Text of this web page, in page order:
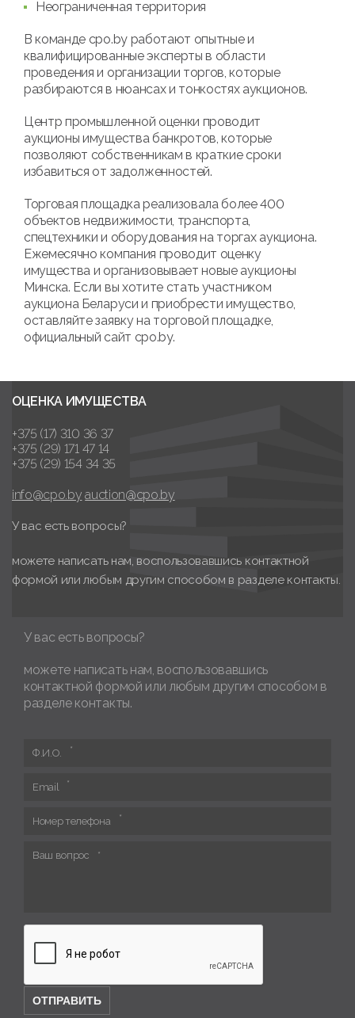
Неограниченная территория
В команде cpo.by работают опытные и
квалифицированные эксперты в области
проведения и организации торгов, которые
разбираются в нюансах и тонкостях аукционов.
Центр промышленной оценки проводит
аукционы имущества банкротов, которые
позволяют собственникам в краткие сроки
избавиться от задолженностей.
Торговая площадка реализовала более 400
объектов недвижимости, транспорта,
спецтехники и оборудования на торгах аукциона.
Ежемесячно компания проводит оценку
имущества и организовывает новые аукционы
Минска. Если вы хотите стать участником
аукциона Беларуси и приобрести имущество,
оставляйте заявку на торговой площадке,
официальный сайт cpo.by.
ОЦЕНКА ИМУЩЕСТВА
+375 (17) 310 36 37
+375 (29) 171 47 14
+375 (29) 154 34 35
info@cpo.by auction@cpo.by
У вас есть вопросы?
можете написать нам, воспользовавшись контактной
формой или любым другим способом в разделе контакты.
У вас есть вопросы?
можете написать нам, воспользовавшись
контактной формой или любым другим способом в
разделе контакты.
Ф.И.О.
Email
Номер телефона
Ваш вопрос